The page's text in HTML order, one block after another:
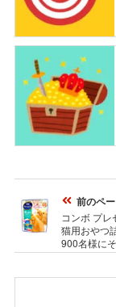
前のペ
コンボ プレ
猫用おやつ
900名様に
る！日本ペ